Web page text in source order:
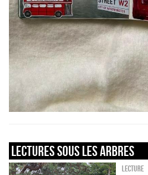
LECTURES SOUS LES ARBRES
Lecture